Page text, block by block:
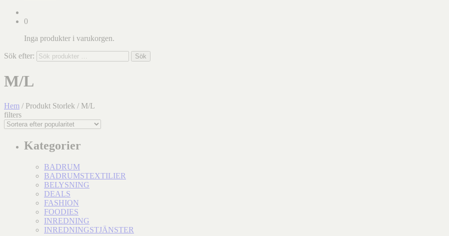
0
Inga produkter i varukorgen.
Sök efter: Sök
M/L
Hem / Produkt Storlek / M/L
filters
Kategorier
BADRUM
BADRUMSTEXTILIER
BELYSNING
DEALS
FASHION
FOODIES
INREDNING
INREDNINGSTJÄNSTER